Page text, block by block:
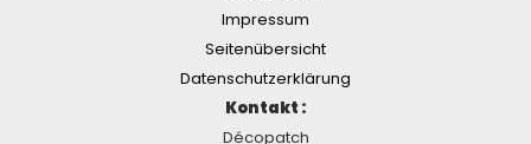
Impressum
Seitenübersicht
Datenschutzerklärung
Kontakt :
Décopatch